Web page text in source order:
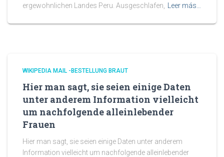
ergewohnlichen Landes Peru. Ausgeschlafen,
Leer más…
WIKIPEDIA MAIL -BESTELLUNG BRAUT
Hier man sagt, sie seien einige Daten
unter anderem Information vielleicht
um nachfolgende alleinlebender
Frauen
Hier man sagt, sie seien einige Daten unter anderem
Information vielleicht um nachfolgende alleinlebender